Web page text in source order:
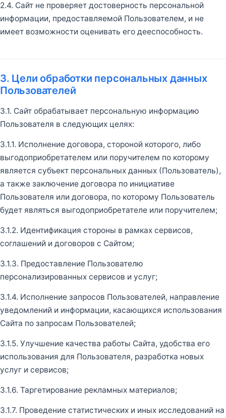
2.4. Сайт не проверяет достоверность персональной
информации, предоставляемой Пользователем, и не
имеет возможности оценивать его дееспособность.
3. Цели обработки персональных данных
Пользователей
3.1. Сайт обрабатывает персональную информацию
Пользователя в следующих целях:
3.1.1. Исполнение договора, стороной которого, либо
выгодоприобретателем или поручителем по которому
является субъект персональных данных (Пользователь),
а также заключение договора по инициативе
Пользователя или договора, по которому Пользователь
будет являться выгодоприобретателе или поручителем;
3.1.2. Идентификация стороны в рамках сервисов,
соглашений и договоров с Сайтом;
3.1.3. Предоставление Пользователю
персонализированных сервисов и услуг;
3.1.4. Исполнение запросов Пользователей, направление
уведомлений и информации, касающихся использования
Сайта по запросам Пользователей;
3.1.5. Улучшение качества работы Сайта, удобства его
использования для Пользователя, разработка новых
услуг и сервисов;
3.1.6. Таргетирование рекламных материалов;
3.1.7. Проведение статистических и иных исследований на